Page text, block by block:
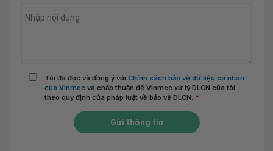
Tôi đã đọc và đồng ý với Chính sách bảo vệ dữ liệu cá nhân
của Vinmec và chấp thuận để Vinmec xử lý DLCN của tôi
theo quy định của pháp luật về bảo vệ DLCN. *
Gửi thông tin